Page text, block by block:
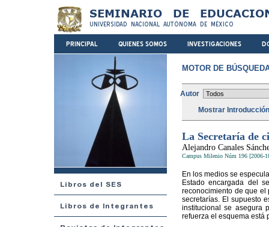
MOTOR DE
Autor
Mostrar
La Secretaría de
Alejandro Canales
Campus Milenio Núm 196 [2006-
En los medios se
Estado encargada del
reconocimiento de que el
secretarías. El supuesto
institucional se asegura
refuerza el esquema está